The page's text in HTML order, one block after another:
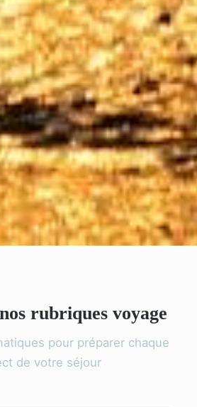
rubriques voyage
pour préparer chaque
de votre séjour